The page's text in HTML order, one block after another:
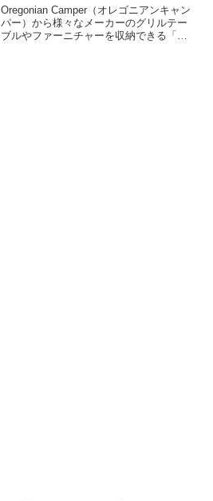
Oregonian Camper（オレゴニアンキャン
パー）から様々なメーカーのグリルテー
ブルやファーニチャーを収納できる「グ